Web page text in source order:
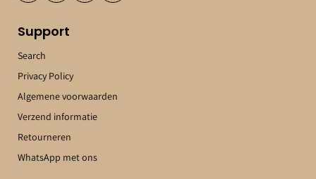
Support
Search
Privacy Policy
Algemene voorwaarden
Verzend informatie
Retourneren
WhatsApp met ons